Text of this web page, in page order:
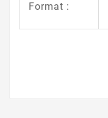
Format :